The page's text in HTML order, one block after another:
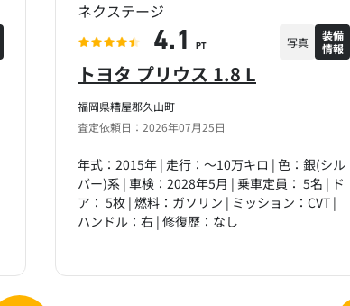
福岡県糟屋郡久山町
査定依頼日：2026年07月25日
トヨタ プリウス 1.8 L
年式：2015年 | 走行：～10万キロ | 色：銀(シル
バー)系 | 車検：2028年5月 | 乗車定員： 5名 | ド
ア： 5枚 | 燃料：ガソリン | ミッション：CVT |
ハンドル：右 | 修復歴：なし
ネクステージ
4.1 PT 写真
装備
情報